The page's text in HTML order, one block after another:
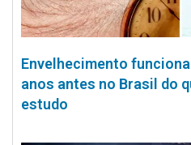
Envelhecimento
anos antes no Brasil do
estudo